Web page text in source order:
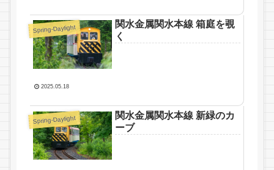
Spring-Daylight
関水金属関水本線 箱庭を覗
く
2025.05.18
Spring-Daylight
関水金属関水本線 新緑のカ
ーブ